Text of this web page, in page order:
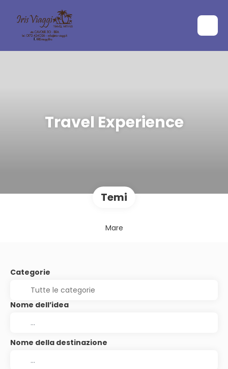
Travel Experience
Temi
Mare
Categorie
Nome dell’idea
Nome della destinazione